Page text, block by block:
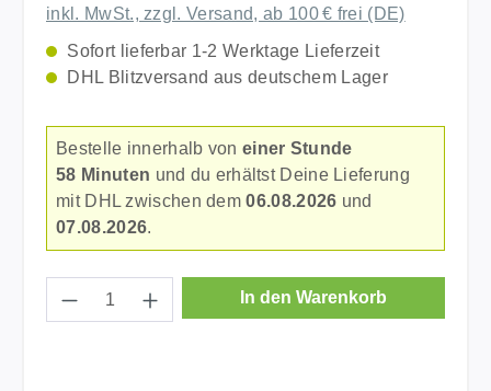
inkl. MwSt., zzgl. Versand, ab 100 € frei (DE)
Sofort lieferbar 1-2 Werktage Lieferzeit
DHL Blitzversand aus deutschem Lager
Bestelle innerhalb von einer Stunde
58 Minuten und du erhältst Deine Lieferung
mit DHL zwischen dem06.08.2026 und
07.08.2026.
Produkt Anzahl: Gib den gewünschten
In den Warenkorb